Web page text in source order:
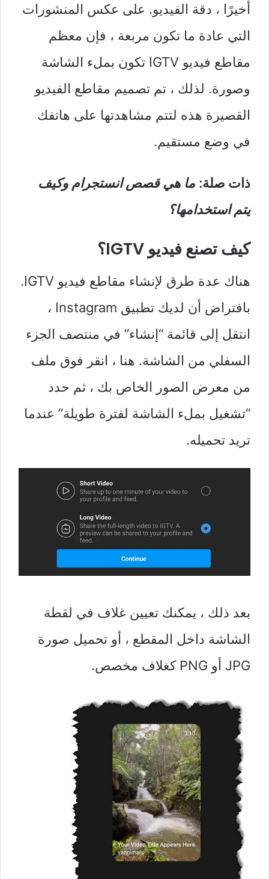
أخيرًا ، دقة الفيديو. على عكس المنشورات
التي عادة ما تكون مربعة ، فإن معظم
مقاطع فيديو IGTV تكون بملء الشاشة
وصورة. لذلك ، تم تصميم مقاطع الفيديو
القصيرة هذه لتتم مشاهدتها على هاتفك
في وضع مستقيم.
ذات صلة: ما هي قصص انستجرام وكيف
يتم استخدامها؟
كيف تصنع فيديو IGTV؟
هناك عدة طرق لإنشاء مقاطع فيديو IGTV.
بافتراض أن لديك تطبيق Instagram ،
انتقل إلى قائمة “إنشاء” في منتصف الجزء
السفلي من الشاشة. هنا ، انقر فوق ملف
من معرض الصور الخاص بك ، ثم حدد
“تشغيل بملء الشاشة لفترة طويلة” عندما
تريد تحميله.
بعد ذلك ، يمكنك تعيين غلاف في لقطة
الشاشة داخل المقطع ، أو تحميل صورة
JPG أو PNG كغلاف مخصص.